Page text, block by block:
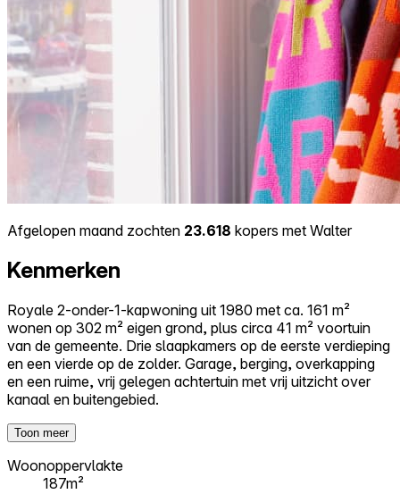
Afgelopen maand zochten 23.618 kopers met Walter
Kenmerken
Royale 2-onder-1-kapwoning uit 1980 met ca. 161 m²
wonen op 302 m² eigen grond, plus circa 41 m² voortuin
van de gemeente. Drie slaapkamers op de eerste verdieping
en een vierde op de zolder. Garage, berging, overkapping
en een ruime, vrij gelegen achtertuin met vrij uitzicht over
kanaal en buitengebied.
Toon meer
Woonoppervlakte
187m²